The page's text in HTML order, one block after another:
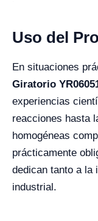
Uso del
En situaciones
Giratorio
experiencias
reacciones hasta
homogéneas
prácticamente
dedican tanto a la
industrial.